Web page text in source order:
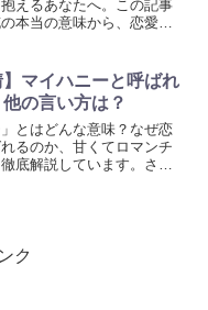
えるあなたへ。この記事
本当の意味から、恋愛を
す。
】マイハニーと呼ばれ
の言い方は？
」とはどんな意味？なぜ恋
るのか、甘くてロマンチ
底解説しています。さら
いです。
ク